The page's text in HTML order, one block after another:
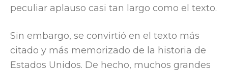
peculiar aplauso casi tan largo como el texto.
Sin embargo, se convirtió en el texto más
citado y más memorizado de la historia de
Estados Unidos. De hecho, muchos grandes